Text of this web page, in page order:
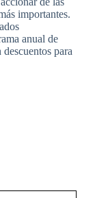
importantes.
anual de
para